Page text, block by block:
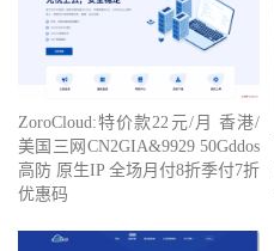
ZoroCloud:特价款22元/月 香港/
美国三网CN2GIA&9929 50Gddos
高防 原生IP 全场月付8折季付7折
优惠码